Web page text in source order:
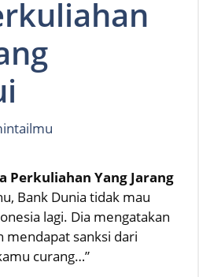
Perkuliahan Yang Jarang
Bank Dunia tidak mau
lagi. Dia mengatakan
mendapat sanksi dari
curang…”